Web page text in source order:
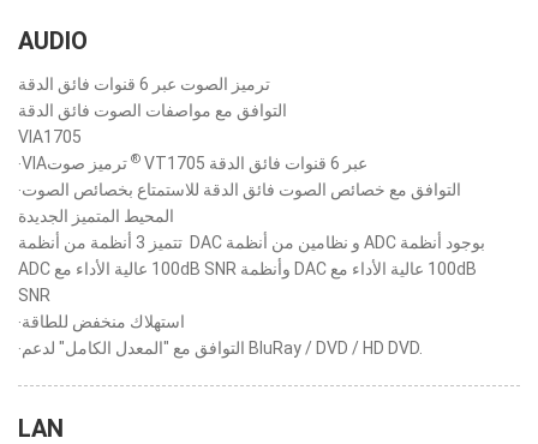
AUDIO
ترميز الصوت عبر 6 قنوات فائق الدقة
التوافق مع مواصفات الصوت فائق الدقة
VIA1705
®
ترميز صوت VT1705 عبر 6 قنوات فائق الدقة‏
‧التوافق مع خصائص الصوت فائق الدقة للاستمتاع بخصائص الصوت
المحيط المتميز الجديدة
‏ تتميز 3 أنظمة من أنظمة DAC و نظامين من أنظمة ADC بوجود أنظمة
ADC عالية الأداء مع ‎100dB SNR وأنظمة DAC عالية الأداء مع ‎100dB
‧استهلاك منخفض للطاقة
‧التوافق مع "المعدل الكامل" لدعم BluRay / DVD / HD DVD.
LAN